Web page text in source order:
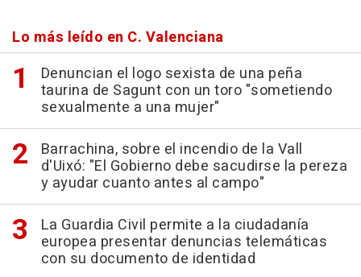
Lo más leído en C. Valenciana
Denuncian el logo sexista de una peña
taurina de Sagunt con un toro "sometiendo
sexualmente a una mujer"
Barrachina, sobre el incendio de la Vall
d'Uixó: "El Gobierno debe sacudirse la pereza
y ayudar cuanto antes al campo"
La Guardia Civil permite a la ciudadanía
europea presentar denuncias telemáticas
con su documento de identidad